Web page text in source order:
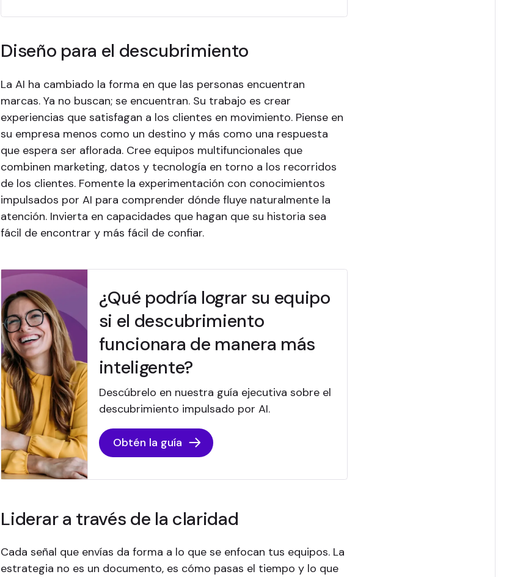
Diseño para el descubrimiento
La AI ha cambiado la forma en que las personas encuentran
marcas. Ya no buscan; se encuentran. Su trabajo es crear
experiencias que satisfagan a los clientes en movimiento. Piense en
su empresa menos como un destino y más como una respuesta
que espera ser aflorada. Cree equipos multifuncionales que
combinen marketing, datos y tecnología en torno a los recorridos
de los clientes. Fomente la experimentación con conocimientos
impulsados por AI para comprender dónde fluye naturalmente la
atención. Invierta en capacidades que hagan que su historia sea
fácil de encontrar y más fácil de confiar.
¿Qué podría lograr su equipo
si el descubrimiento
funcionara de manera más
inteligente?
Descúbrelo en nuestra guía ejecutiva sobre el
descubrimiento impulsado por AI.
Obtén la guía
Liderar a través de la claridad
Cada señal que envías da forma a lo que se enfocan tus equipos. La
estrategia no es un documento, es cómo pasas el tiempo y lo que